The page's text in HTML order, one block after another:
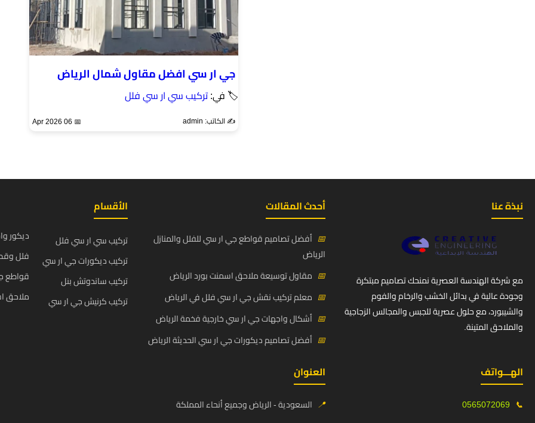
جي ار سي افضل مقاول شمال الرياض
🏷 في:تركيب سي ار سي فلل
✍️ الكاتب: admin 📅 06 Apr 2026
نبذة عنا
مع شركة الهندسة العصرية نمنحك تصاميم مبتكرة
وجودة عالية في بدائل الخشب والرخام والفوم
والشيبورد، مع حلول عصرية للجبس والمجالس الزجاجية
والملاحق المتينة.
أحدث المقالات
📅 أفضل تصاميم قواطع جي ار سي للفلل والمنازل
الرياض
📅 مقاول توسيعة ملاحق اسمنت بورد الرياض
📅 معلم تركيب نقش جي ار سي فلل في الرياض
📅 أشكال واجهات جي ار سي خارجية فخمة الرياض
📅 أفضل تصاميم ديكورات جي ار سي الحديثة الرياض
الأقسام
تركيب سي ار سي فلل
تركيب ديكورات جي ار سي
تركيب ساندوتش بنل
تركيب كرنيش جي ار سي
ديكور
فلل
قواطع
ملاحق
الهـــواتف
📞
0565072069
العنوان
📍 السعودية - الرياض وجميع أنحاء المملكة